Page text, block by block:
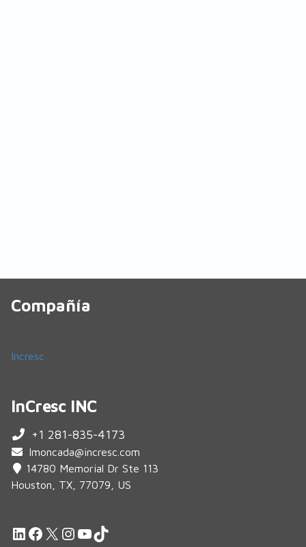
Compañía
Incresc
InCresc INC
+1 281-835-4173
lmoncada@incresc.com
14780 Memorial Dr Ste 113
Houston, TX, 77079, US
LinkedIn
Facebook
X Instagram
YouTube
TikTok